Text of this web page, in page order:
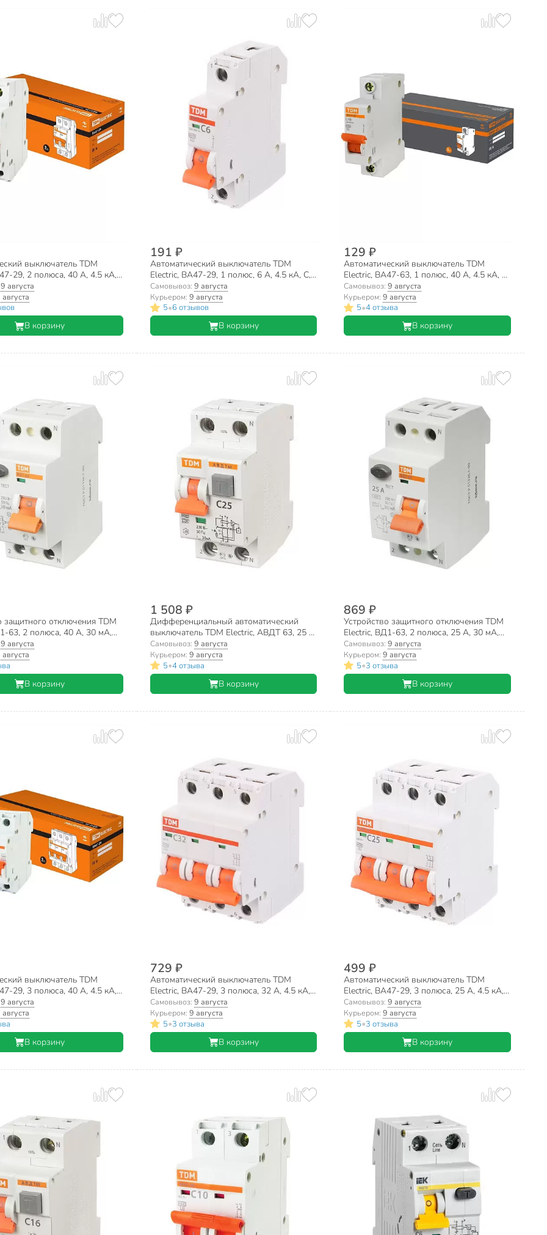
выключатель TDM
29, 2 полюса, 40 А, 4.5 кА,
9 августа
В корзину
191 ₽
Автоматический выключатель TDM
Electric, ВА47-29, 1 полюс, 6 А, 4.5 кА, С,
230/400 В, SQ0206-0070
Самовывоз: 9 августа
Курьером: 9 августа
5•6 отзывов
В корзину
129 ₽
Автоматический выключатель TDM
Electric, ВА47-63, 1 полюс, 40 А, 4.5 кА, С,
SQ0218-0007
Самовывоз:9 августа
Курьером:9 августа
5•4 отзыва
В корзину
защитного отключения TDM
63, 2 полюса, 40 А, 30 мА,
9 августа
В корзину
1 508 ₽
Дифференциальный автоматический
выключатель TDM Electric, АВДТ 63, 25 А,
С, 30 мА, SQ0202-0004
Самовывоз: 9 августа
Курьером: 9 августа
5•4 отзыва
В корзину
869 ₽
Устройство защитного отключения TDM
Electric, ВД1-63, 2 полюса, 25 А, 30 мА,
sq0203-0008
Самовывоз:9 августа
Курьером:9 августа
5•3 отзыва
В корзину
выключатель TDM
29, 3 полюса, 40 А, 4.5 кА,
9 августа
В корзину
729 ₽
Автоматический выключатель TDM
Electric, ВА47-29, 3 полюса, 32 А, 4.5 кА,
С, SQ0206-0112
Самовывоз: 9 августа
Курьером: 9 августа
5•3 отзыва
В корзину
499 ₽
Автоматический выключатель TDM
Electric, ВА47-29, 3 полюса, 25 А, 4.5 кА,
С, SQ0206-0111
Самовывоз:9 августа
Курьером:9 августа
5•3 отзыва
В корзину